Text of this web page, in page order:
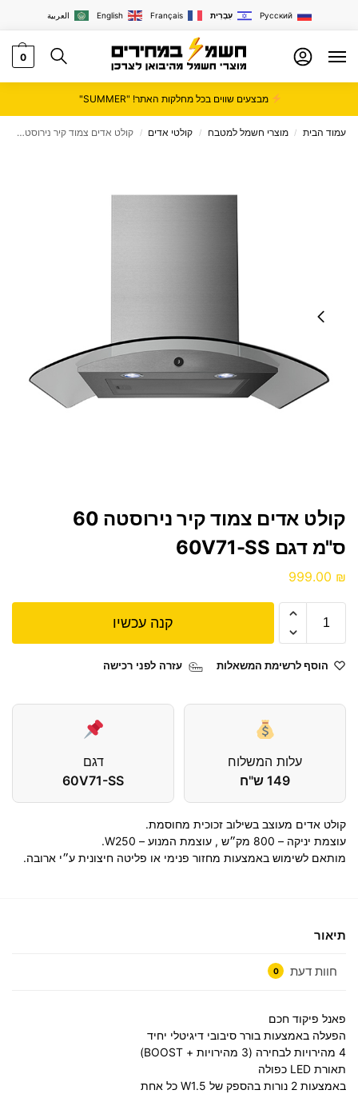
العربية English Français עִבְרִית Русский
0
מבצעים שווים בכל מחלקות האתר! "SUMMER"
עמוד הבית / מוצרי חשמל למטבח / קולטי אדים / קולט אדים צמוד קיר נירוסטה 60 ס"מ דגם 60V71-SS
קולט אדים צמוד קיר נירוסטה 60
ס"מ דגם 60V71-SS
999.00 ₪
קנה עכשיו
הוסף לרשימת המשאלות עזרה לפני רכישה
עלות המשלוח
149 ש"ח
דגם
60V71-SS
קולט אדים מעוצב בשילוב זכוכית מחוסמת.
עוצמת יניקה – 800 מק״ש , עוצמת המנוע – W250.
מותאם לשימוש באמצעות מחזור פנימי או פליטה חיצונית ע״י ארובה.
תיאור
חוות דעת 0
פאנל פיקוד חכם
הפעלה באמצעות בורר סיבובי דיגיטלי יחיד
4 מהירויות לבחירה (3 מהירויות + BOOST)
תאורת LED כפולה
באמצעות 2 נורות בהספק של W1.5 כל אחת